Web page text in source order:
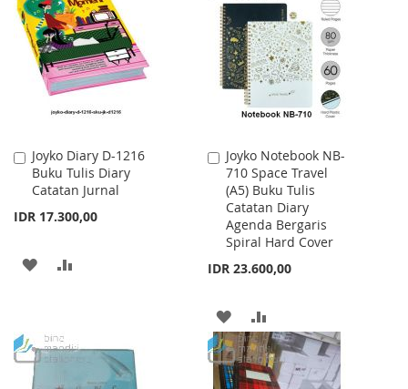
LIST
LIST
COMPARE
Joyko Diary D-1216
Buku Tulis Diary
Catatan Jurnal
IDR 17.300,00
Add
to
Cart
ADD
LIST
Joyko Notebook NB-
710 Space Travel
(A5) Buku Tulis
Catatan Diary
Agenda Bergaris
Spiral Hard Cover
IDR 23.600,00
Add
to
Cart
ADD
TO
WISH
TO
COMPARE